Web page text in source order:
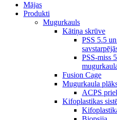
Mājas
Produkti
Mugurkauls
Kātiņa skrūve
PSS 5.5
PSS-miss
Fusion Cage
Mugurkaula
ACPS
Kifoplastikas